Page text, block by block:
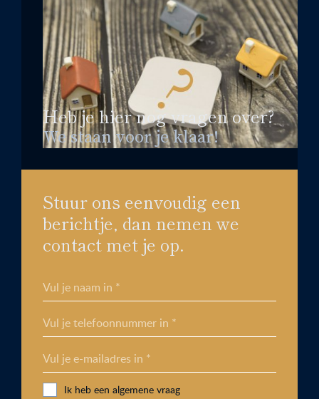
Heb je hier nog vragen over?
We staan voor je klaar!
Stuur ons eenvoudig een
berichtje, dan nemen we
contact met je op.
Vul je naam in *
Vul je telefoonnummer in *
Vul je e-mailadres in *
Ik heb een algemene vraag